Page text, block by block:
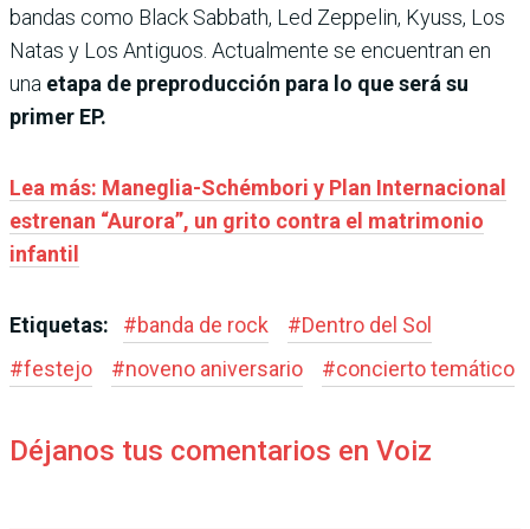
bandas como Black Sabbath, Led Zeppelin, Kyuss, Los
Natas y Los Antiguos. Actualmente se encuentran en
una etapa de preproducción para lo que será su
primer EP.
Lea más: Maneglia-Schémbori y Plan Internacional
estrenan “Aurora”, un grito contra el matrimonio
infantil
Etiquetas: #banda de rock #Dentro del Sol
#festejo #noveno aniversario #concierto temático
Déjanos tus comentarios en Voiz